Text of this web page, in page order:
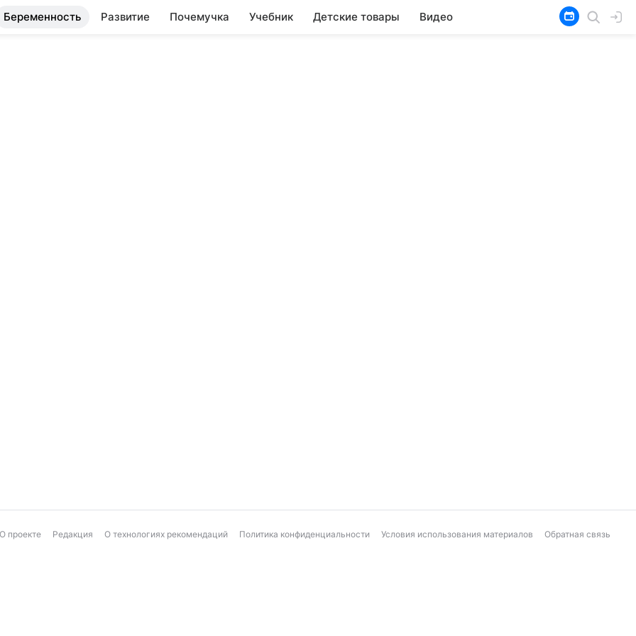
Беременность Развитие Почемучка Учебник Детские товары Видео
О проекте Редакция О технологиях рекомендаций Политика конфиденциальности Условия использования материалов Обратная связь